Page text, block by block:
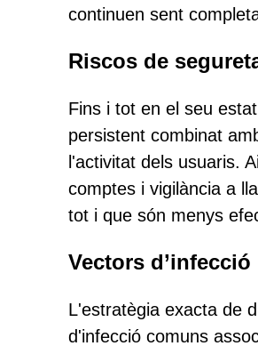
continuen sent
Riscos de
Fins i tot en el seu
persistent combinat
l'activitat dels usuaris.
comptes i vigilància a
tot i que són menys
Vectors
L'estratègia exacta de
d'infecció comuns